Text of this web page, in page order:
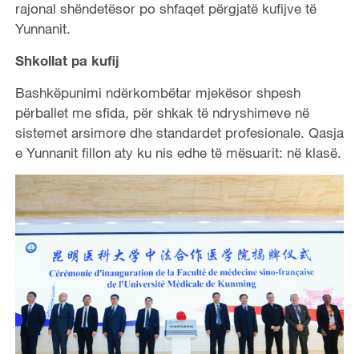
rajonal shëndetësor po shfaqet përgjatë kufijve të
Yunnanit.
Shkollat pa kufij
Bashkëpunimi ndërkombëtar mjekësor shpesh
përballet me sfida, për shkak të ndryshimeve në
sistemet arsimore dhe standardet profesionale. Qasja
e Yunnanit fillon aty ku nis edhe të mësuarit: në klasë.